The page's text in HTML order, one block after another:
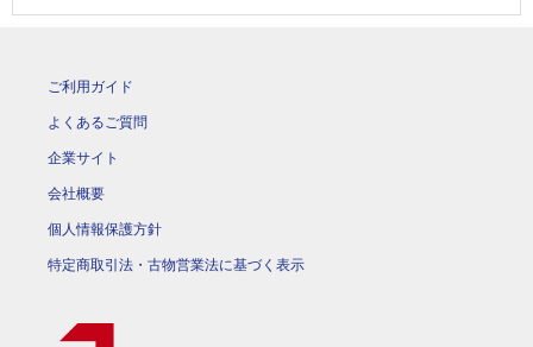
ご利用ガイド
よくあるご質問
企業サイト
会社概要
個人情報保護方針
特定商取引法・古物営業法に基づく表示